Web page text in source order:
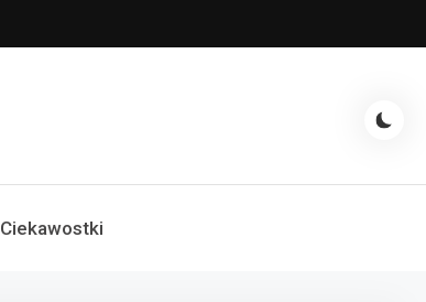
Ciekawostki